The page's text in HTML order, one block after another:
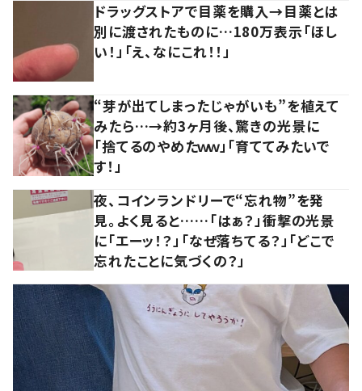
ドラッグストアで目薬を購入→目薬とは
別に渡されたものに…180万表示「ほし
い！」「え、なにこれ！！」
“芽が出てしまったじゃがいも”を植えて
みたら…→約3ヶ月後、驚きの光景に
「捨てるのやめたｗｗ」「育ててみたいで
す！」
夜、コインランドリーで“忘れ物”を発
見。よく見ると……「はぁ？」衝撃の光景
に「エーッ！？」「なぜ落ちてる？」「どこで
忘れたことに気づくの？」